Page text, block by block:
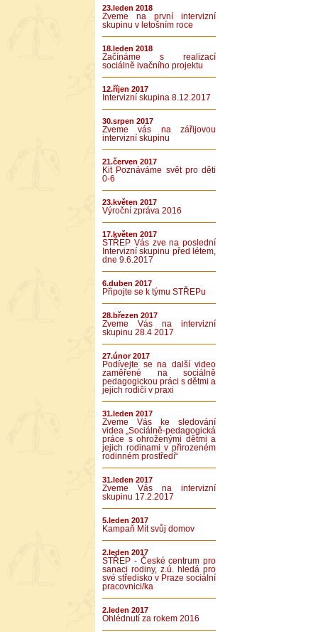
23.leden 2018
Zveme na první intervizní
skupinu v letošním roce
18.leden 2018
Začínáme s realizací
sociálně ivačního projektu
12.říjen 2017
Intervizní skupina 8.12.2017
30.srpen 2017
Zveme vás na zářijovou
intervizní skupinu
21.červen 2017
Kit Poznáváme svět pro děti
0-6
23.květen 2017
Výroční zpráva 2016
17.květen 2017
STŘEP Vás zve na poslední
Intervizní skupinu před létem,
dne 9.6.2017
6.duben 2017
Připojte se k týmu STŘEPu
28.březen 2017
Zveme Vás na intervizní
skupinu 28.4 2017
27.únor 2017
Podívejte se na další video
zaměřené na sociálně
pedagogickou práci s dětmi a
jejich rodiči v praxi
31.leden 2017
Zveme Vás ke sledování
videa „Sociálně-pedagogická
práce s ohroženými dětmi a
jejich rodinami v přirozeném
rodinném prostředí“
31.leden 2017
Zveme Vás na intervizní
skupinu 17.2.2017
5.leden 2017
Kampaň Mít svůj domov
2.leden 2017
STŘEP - České centrum pro
sanaci rodiny, z.ú. hledá pro
své středisko v Praze sociální
pracovnici/ka
2.leden 2017
Ohlédnutí za rokem 2016